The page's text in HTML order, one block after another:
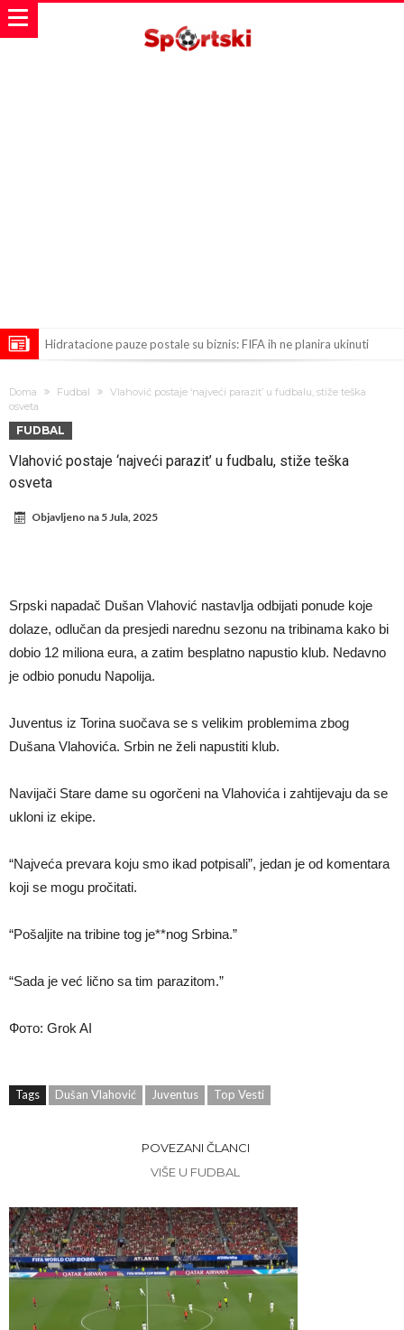
Hidratacione pauze postale su biznis: FIFA ih ne planira ukinuti
UEFA
Murinjo uvodi strogu disciplinu u Real Madrid. Ovo su tri nova
pravila
Arsenal za 138 miliona evra dovodi zvezdu Serie A?
Doma Fudbal
Vlahović postaje ‘najveći parazit’ u fudbalu, stiže teška
osveta
FUDBAL
Vlahović postaje ‘najveći parazit’ u fudbalu, stiže teška
osveta
Objavljeno na 5 Jula, 2025
Srpski napadač Dušan Vlahović nastavlja odbijati ponude koje
dolaze, odlučan da presjedi narednu sezonu na tribinama kako bi
dobio 12 miliona eura, a zatim besplatno napustio klub. Nedavno
je odbio ponudu Napolija.
Juventus iz Torina suočava se s velikim problemima zbog
Dušana Vlahovića. Srbin ne želi napustiti klub.
Navijači Stare dame su ogorčeni na Vlahovića i zahtijevaju da se
ukloni iz ekipe.
“Najveća prevara koju smo ikad potpisali”, jedan je od komentara
koji se mogu pročitati.
“Pošaljite na tribine tog je**nog Srbina.”
“Sada je već lično sa tim parazitom.”
Фото: Grok AI
Tags Dušan Vlahović Juventus Top Vesti
POVEZANI ČLANCI
VIŠE U FUDBAL